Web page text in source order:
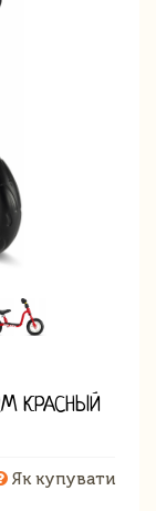
КРАСНЫЙ
Як купувати